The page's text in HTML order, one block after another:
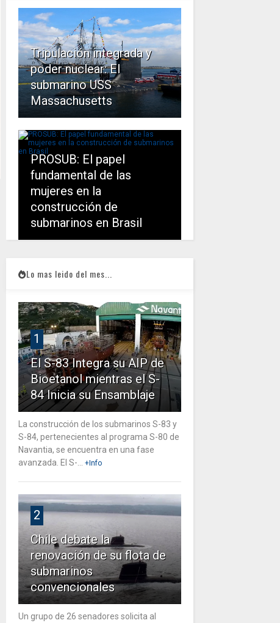
Tripulación integrada y
poder nuclear: El
submarino USS
Massachusetts
PROSUB: El papel
fundamental de las
mujeres en la
construcción de
submarinos en Brasil
Lo mas leido del mes...
1
El S-83 Integra su AIP de
Bioetanol mientras el S-
84 Inicia su Ensamblaje
La construcción de los submarinos S-83 y
S-84, pertenecientes al programa S-80 de
Navantia, se encuentra en una fase
avanzada. El S-...
+Info
2
Chile debate la
renovación de su flota de
submarinos
convencionales
Un grupo de 26 senadores solicita al